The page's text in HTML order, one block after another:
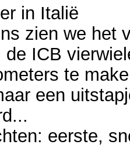
in Italië
zien we het
de ICB
te
een
eerste,